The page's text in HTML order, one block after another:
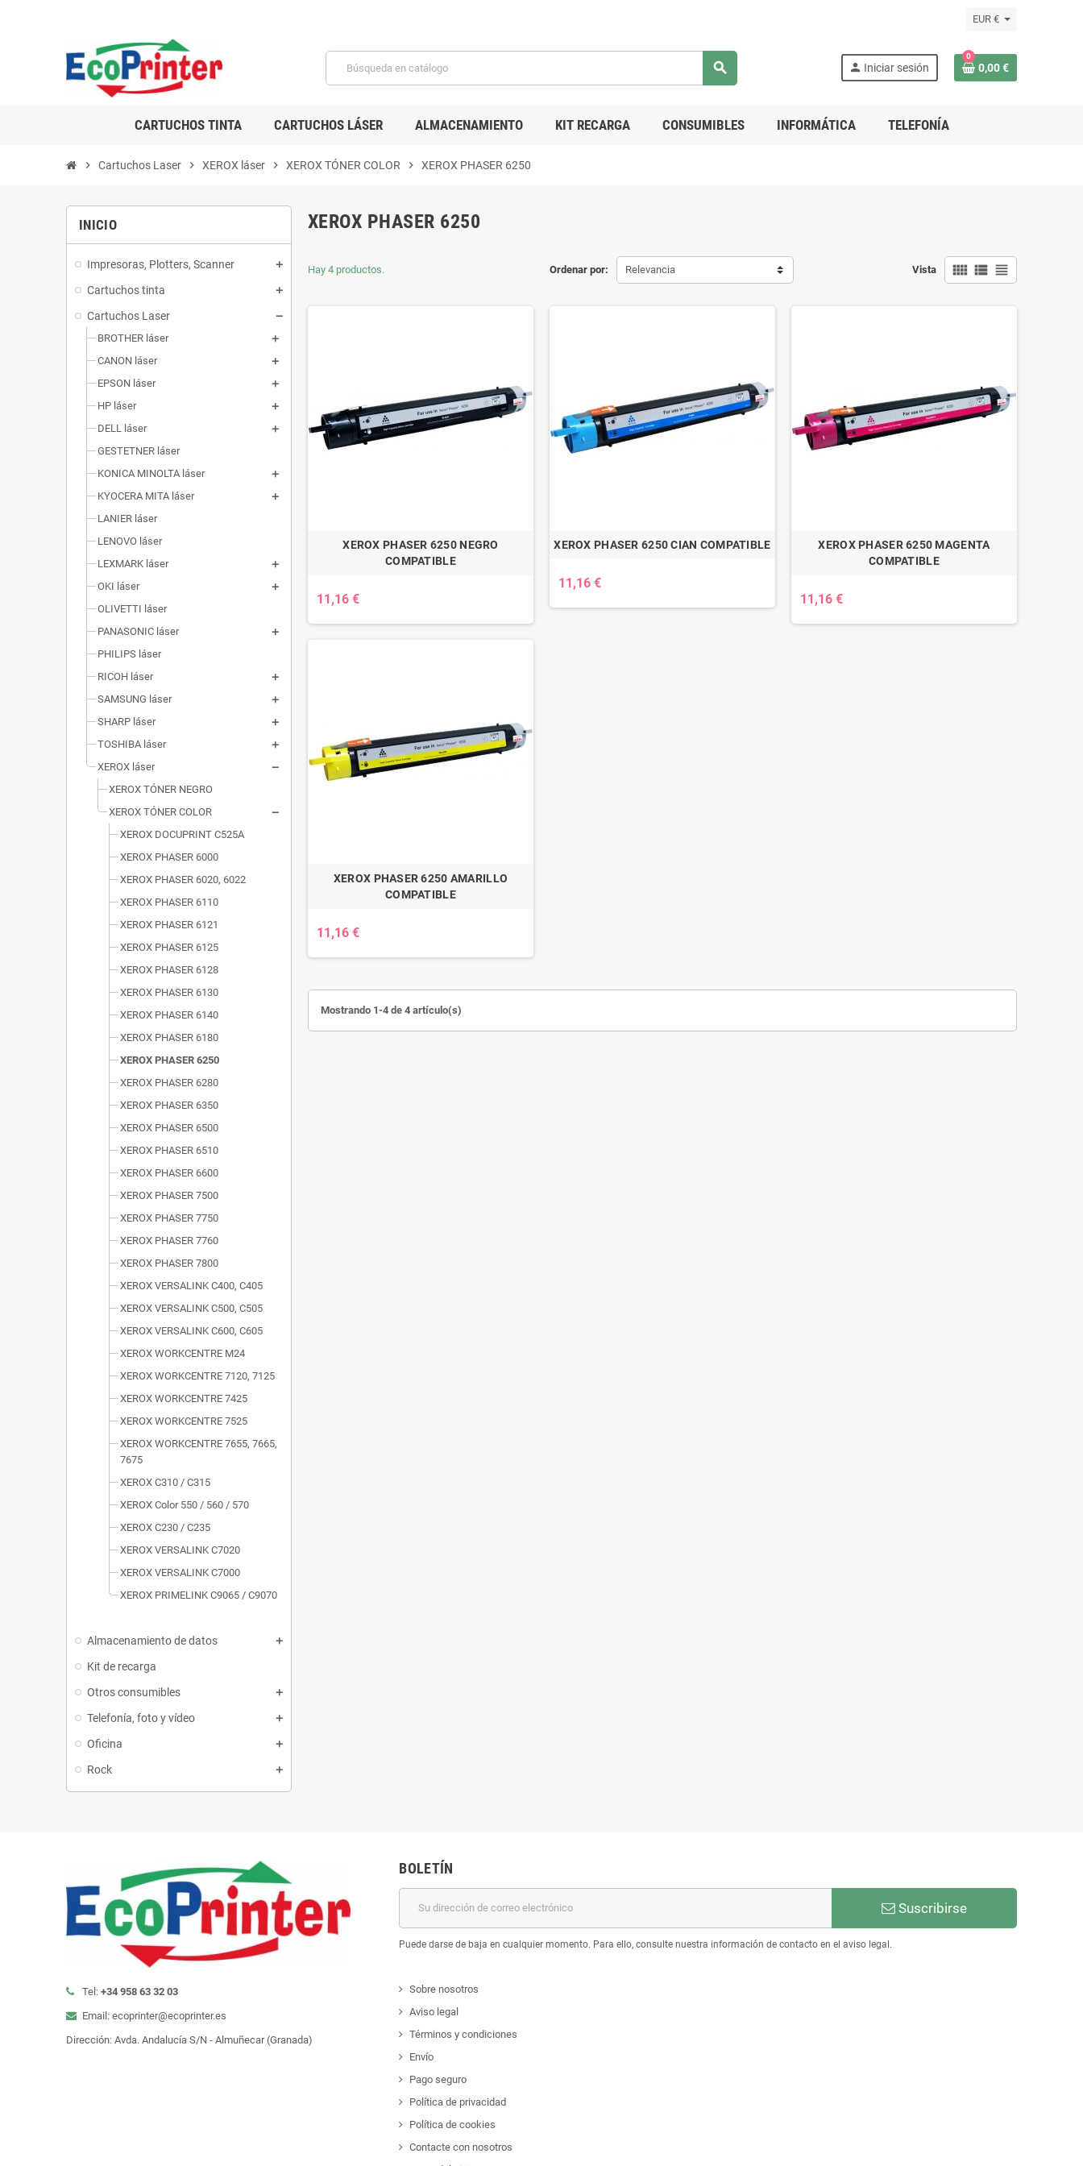
EUR €
search person Iniciar sesión
0
0,00 €
CARTUCHOS TINTA CARTUCHOS LÁSER ALMACENAMIENTO KIT RECARGA CONSUMIBLES INFORMÁTICA TELEFONÍA
chevron_right Cartuchos Laser chevron_right XEROX láser chevron_right XEROX TÓNER COLOR chevron_right XEROX PHASER 6250
INICIO
Impresoras, Plotters, Scanner
Cartuchos tinta
Cartuchos Laser
BROTHER láser
CANON láser
EPSON láser
HP láser
DELL láser
GESTETNER láser
KONICA MINOLTA láser
KYOCERA MITA láser
LANIER láser
LENOVO láser
LEXMARK láser
OKI láser
OLIVETTI láser
PANASONIC láser
PHILIPS láser
RICOH láser
SAMSUNG láser
SHARP láser
TOSHIBA láser
XEROX láser
XEROX TÓNER NEGRO
XEROX TÓNER COLOR
XEROX DOCUPRINT C525A
XEROX PHASER 6000
XEROX PHASER 6020, 6022
XEROX PHASER 6110
XEROX PHASER 6121
XEROX PHASER 6125
XEROX PHASER 6128
XEROX PHASER 6130
XEROX PHASER 6140
XEROX PHASER 6180
XEROX PHASER 6250
XEROX PHASER 6280
XEROX PHASER 6350
XEROX PHASER 6500
XEROX PHASER 6510
XEROX PHASER 6600
XEROX PHASER 7500
XEROX PHASER 7750
XEROX PHASER 7760
XEROX PHASER 7800
XEROX VERSALINK C400, C405
XEROX VERSALINK C500, C505
XEROX VERSALINK C600, C605
XEROX WORKCENTRE M24
XEROX WORKCENTRE 7120, 7125
XEROX WORKCENTRE 7425
XEROX WORKCENTRE 7525
XEROX WORKCENTRE 7655, 7665,
7675
XEROX C310 / C315
XEROX Color 550 / 560 / 570
XEROX C230 / C235
XEROX VERSALINK C7020
XEROX VERSALINK C7000
XEROX PRIMELINK C9065 / C9070
Almacenamiento de datos
Kit de recarga
Otros consumibles
Telefonía, foto y vídeo
Oficina
Rock
XEROX PHASER 6250
Ordenar por: Relevancia Vista view_comfy view_list view_headline
Hay 4 productos.
XEROX PHASER 6250 NEGRO
COMPATIBLE
11,16 €
XEROX PHASER 6250 CIAN COMPATIBLE
11,16 €
XEROX PHASER 6250 MAGENTA
COMPATIBLE
11,16 €
XEROX PHASER 6250 AMARILLO
COMPATIBLE
11,16 €
Mostrando 1-4 de 4 artículo(s)
Tel: +34 958 63 32 03
Email: ecoprinter@ecoprinter.es
Dirección: Avda. Andalucía S/N - Almuñecar (Granada)
BOLETÍN
Suscribirse
Puede darse de baja en cualquier momento. Para ello, consulte nuestra información de contacto en el aviso legal.
Sobre nosotros
Aviso legal
Términos y condiciones
Envío
Pago seguro
Política de privacidad
Política de cookies
Contacte con nosotros